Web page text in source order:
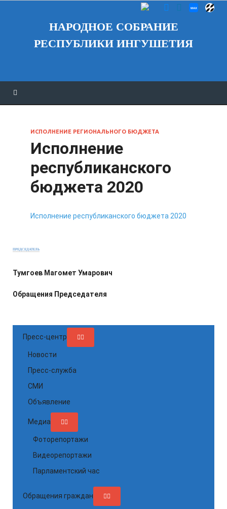
НАРОДНОЕ СОБРАНИЕ
РЕСПУБЛИКИ ИНГУШЕТИЯ
ИСПОЛНЕНИЕ РЕГИОНАЛЬНОГО БЮДЖЕТА
Исполнение
республиканского
бюджета 2020
Исполнение республиканского бюджета 2020
ПРЕДСЕДАТЕЛЬ
Тумгоев Магомет Умарович
Обращения Председателя
Пресс-центр
Новости
Пресс-служба
СМИ
Объявление
Медиа
Фоторепортажи
Видеорепортажи
Парламентский час
Обращения граждан